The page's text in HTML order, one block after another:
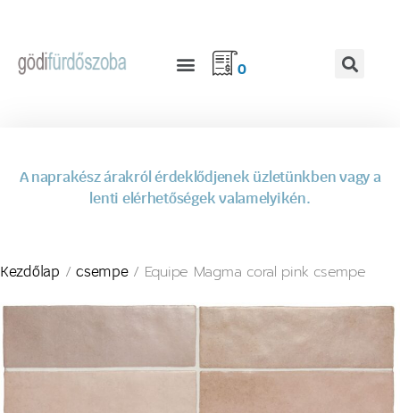
0
A naprakész árakról érdeklődjenek üzletünkben vagy a
lenti elérhetőségek valamelyikén.
Kezdőlap /csempe/ Equipe Magma coral pink csempe